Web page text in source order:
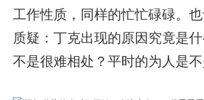
工作性质，同样的忙忙碌碌。
质疑：丁克出现的原因究竟是
不是很难相处？平时的为人是